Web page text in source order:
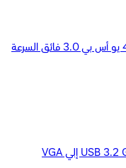
لافينتو US518 كابل من Type-C الي 4 يو أس بي 3.0 فائق السرعة
مانهتن محول من USB 3.2 Gen 1 Type-C Male إلي VGA